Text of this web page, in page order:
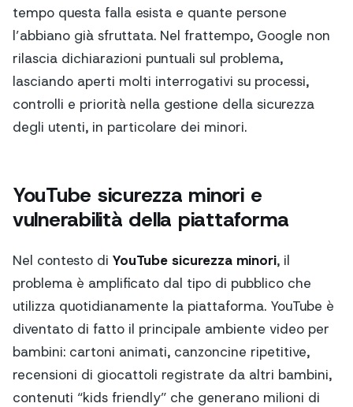
tempo questa falla esista e quante persone
l’abbiano già sfruttata. Nel frattempo, Google non
rilascia dichiarazioni puntuali sul problema,
lasciando aperti molti interrogativi su processi,
controlli e priorità nella gestione della sicurezza
degli utenti, in particolare dei minori.
YouTube sicurezza minori e
vulnerabilità della piattaforma
Nel contesto di YouTube sicurezza minori, il
problema è amplificato dal tipo di pubblico che
utilizza quotidianamente la piattaforma. YouTube è
diventato di fatto il principale ambiente video per
bambini: cartoni animati, canzoncine ripetitive,
recensioni di giocattoli registrate da altri bambini,
contenuti “kids friendly” che generano milioni di